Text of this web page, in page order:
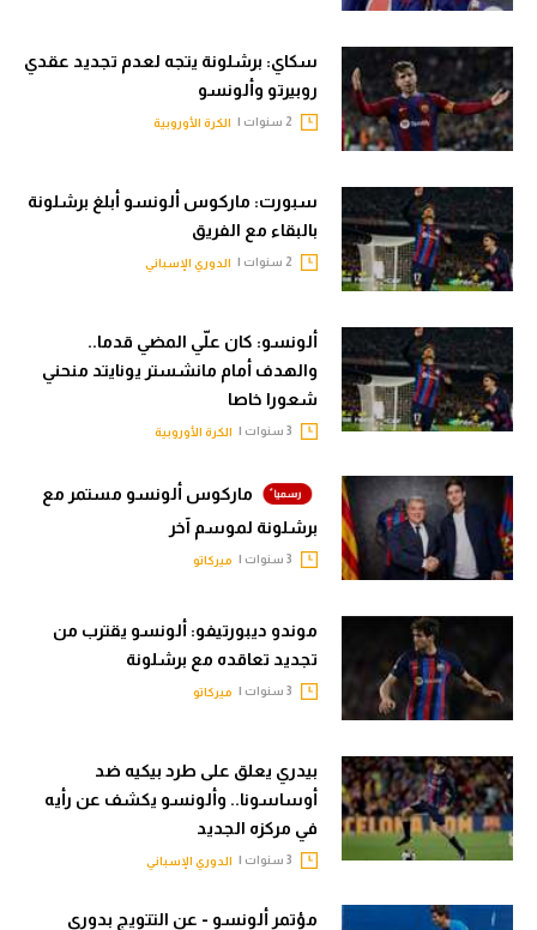
رياضة نسائية
آسيا
ركن الألعاب
Gamers
ميركاتو
تحقيق في الجول
تقرير في الجول
تحليل في الجول
حكايات في الجول
كويز في الجول
فيديو في الجول
سكاي: برشلونة يتجه لعدم تجديد عقدي
روبيرتو وألونسو
الكرة الأوروبية
سبورت: ماركوس ألونسو أبلغ برشلونة
بالبقاء مع الفريق
الدوري الإسباني
ألونسو: كان علّي المضي قدما..
والهدف أمام مانشستر يونايتد منحني
شعورا خاصا
الكرة الأوروبية
ماركوس ألونسو مستمر مع
برشلونة لموسم آخر
ميركاتو
موندو ديبورتيفو: ألونسو يقترب من
تجديد تعاقده مع برشلونة
ميركاتو
بيدري يعلق على طرد بيكيه ضد
أوساسونا.. وألونسو يكشف عن رأيه
في مركزه الجديد
الدوري الإسباني
مؤتمر ألونسو - عن التتويج بدوري